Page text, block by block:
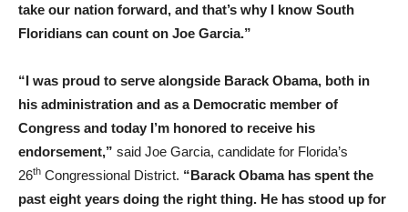
take our nation forward, and that’s why I know South
Floridians can count on Joe Garcia.”
“I was proud to serve alongside Barack Obama, both in
his administration and as a Democratic member of
Congress and today I’m honored to receive his
endorsement,” said Joe Garcia, candidate for Florida’s
26th Congressional District. “Barack Obama has spent the
past eight years doing the right thing. He has stood up for